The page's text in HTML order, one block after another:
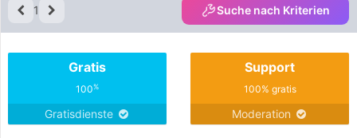
1 Suche nach Kriterien
Gratis
100%
Gratisdienste
Support
100% gratis
Moderation